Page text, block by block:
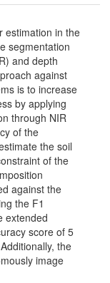
estimation in the
segmentation
and depth
against
is to increase
by applying
through NIR
of the
the soil
of the
against the
the F1
extended
score of 5
the
image